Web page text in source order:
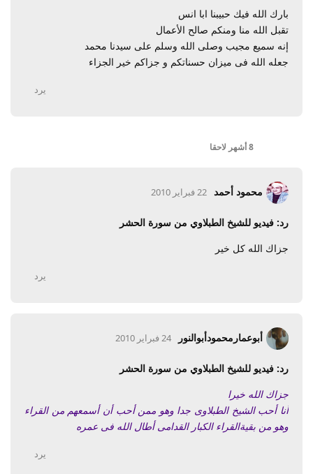
بارك الله فيك حبيبنا ابا انس
تقبل الله منا ومنكم صالح الأعمال
إنه سميع مجيب وصلى الله وسلم على سيدنا محمد
جعله الله فى ميزان حسناتكم و جزاكم خير الجزاء
يرد
8 أشهر لاحقا
محمود أحمد 22 فبراير 2010
رد: فيديو للشيخ الطبلاوي من سورة الحشر
جزاك الله كل خير
يرد
أبوعمارمحمودأبوالنور 24 فبراير 2010
رد: فيديو للشيخ الطبلاوي من سورة الحشر
جزاك الله خيرا
أنا أحب الشيخ الطبلاوى جدا وهو ممن أحب أن أسمعهم من القراء
وهو من بقيةالقراء الكبار القدامى أطال الله فى عمره
يرد